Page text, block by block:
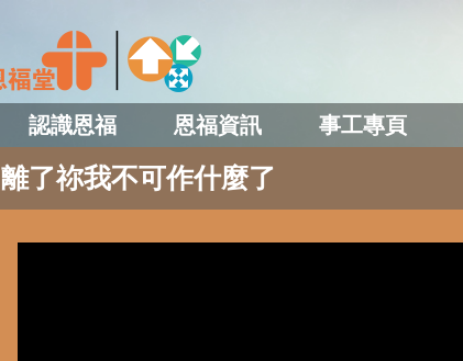
認識恩福 恩福資訊 事工專頁
離了祢我不可作什麼了